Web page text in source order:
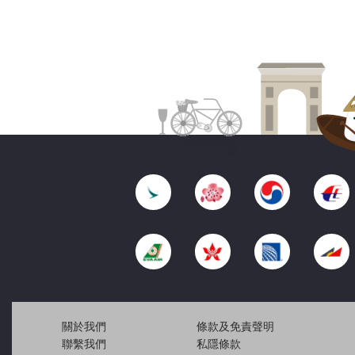
關於我們
聯繫我們
條款及免責聲明
私隱條款